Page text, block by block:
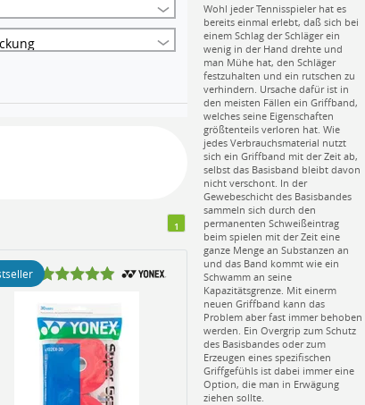
1
Wohl jeder Tennisspieler hat es
bereits einmal erlebt, daß sich bei
einem Schlag der Schläger ein
wenig in der Hand drehte und
man Mühe hat, den Schläger
festzuhalten und ein rutschen zu
verhindern. Ursache dafür ist in
den meisten Fällen ein Griffband,
welches seine Eigenschaften
größtenteils verloren hat. Wie
jedes Verbrauchsmaterial nutzt
sich ein Griffband mit der Zeit ab,
selbst das Basisband bleibt davon
nicht verschont. In der
Gewebeschicht des Basisbandes
sammeln sich durch den
permanenten Schweißeintrag
beim spielen mit der Zeit eine
ganze Menge an Substanzen an
und das Band kommt wie ein
Schwamm an seine
Kapazitätsgrenze. Mit einerm
neuen Griffband kann das
Problem aber fast immer behoben
werden. Ein Overgrip zum Schutz
des Basisbandes oder zum
Erzeugen eines spezifischen
Griffgefühls ist dabei immer eine
Option, die man in Erwägung
ziehen sollte.